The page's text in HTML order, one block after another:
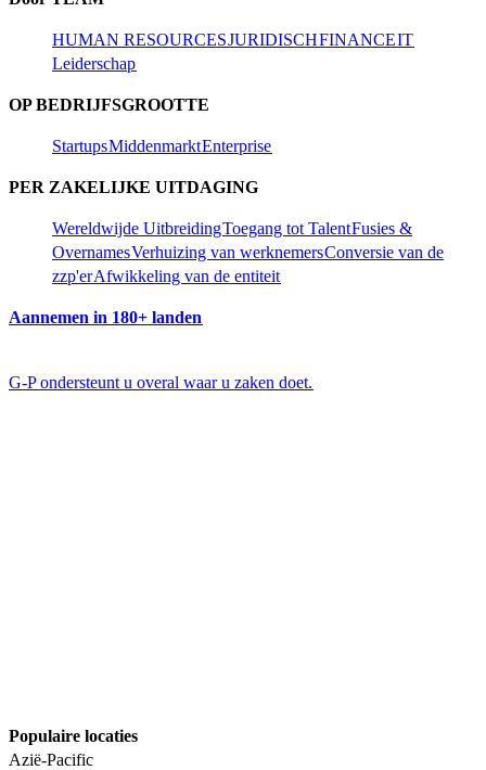
HUMAN RESOURCES​​JURIDISCH​​FINANCE​​IT​​
Leiderschap​​
OP BEDRIJFSGROOTTE​​
Startups​​Middenmarkt​​Enterprise​​
PER ZAKELIJKE UITDAGING​​
Wereldwijde Uitbreiding​​Toegang tot Talent​​Fusies &
Overnames​​Verhuizing van werknemers​​Conversie van de
zzp'er​​Afwikkeling van de entiteit​​
Aannemen in 180+ landen​​
G-P ondersteunt u overal waar u zaken doet.​​
Populaire locaties​​
Azië-Pacific​​